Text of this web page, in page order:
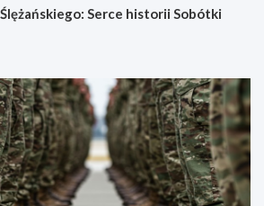
Serce historii Sobótki